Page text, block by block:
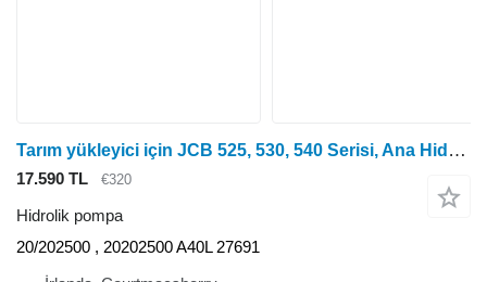
Tarım yükleyici için JCB 525, 530, 540 Serisi, Ana Hidrolik Pompa 20/202500, 20202500, 3
17.590 TL €320
Hidrolik pompa
20/202500 , 20202500 A40L 27691